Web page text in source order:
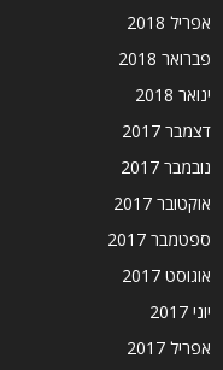
אפריל 2018
פברואר 2018
ינואר 2018
דצמבר 2017
נובמבר 2017
אוקטובר 2017
ספטמבר 2017
אוגוסט 2017
יוני 2017
אפריל 2017